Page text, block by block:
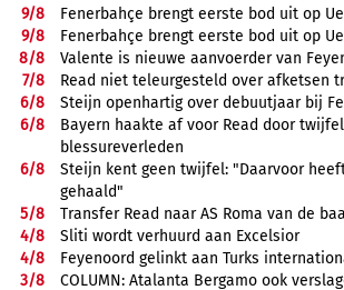
9/8
Fenerbahçe brengt eerste bod uit op
9/8
Fenerbahçe brengt eerste bod uit op
8/8
Valente is nieuwe aanvoerder van
7/8
Read niet teleurgesteld over afketsen
6/8
Steijn openhartig over debuutjaar bij
6/8
Bayern haakte af voor Read door
blessureverleden
6/8
Steijn kent geen twijfel: "Daarvoor
gehaald"
5/8
Transfer Read naar AS Roma van de
4/8
Sliti wordt verhuurd aan Excelsior
4/8
Feyenoord gelinkt aan Turks
3/8
COLUMN: Atalanta Bergamo ook